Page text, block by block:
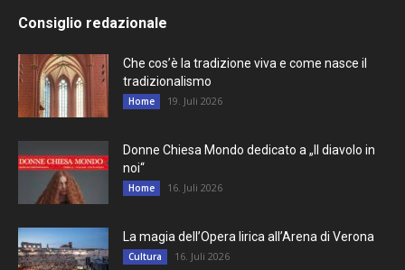
Consiglio redazionale
Che cos’è la tradizione viva e come nasce il
tradizionalismo
Home 19. Juli 2026
Donne Chiesa Mondo dedicato a „Il diavolo in
noi“
Home 16. Juli 2026
La magia dell’Opera lirica all’Arena di Verona
Cultura 16. Juli 2026